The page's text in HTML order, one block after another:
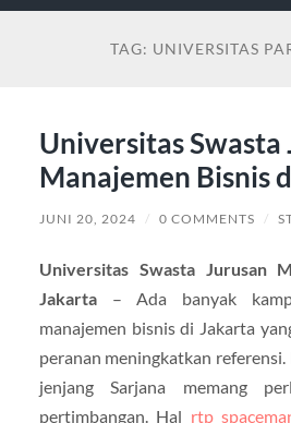
TAG: UNIVERSITAS
Universitas Swasta
Manajemen Bisnis
JUNI 20, 2024 / 0 COMMENTS /
Universitas Swasta Jurusan
Jakarta– Ada banyak
manajemen bisnis di Jakarta
peranan meningkatkan
jenjang Sarjana memang
pertimbangan. Hal rtp